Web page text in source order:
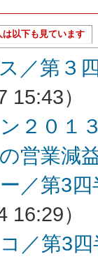
以下も見ています
／第３
15:43）
２０１
営業減
／第3
16:29）
／第3